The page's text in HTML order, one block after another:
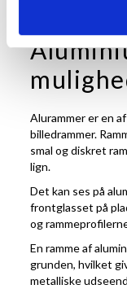
Alurammer er en
billedrammer.
smal og diskret
lign.
Det kan ses på
frontglasset på
og
En ramme af
grunden, hvilket
metalliske